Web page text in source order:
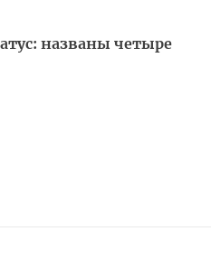
названы четыре